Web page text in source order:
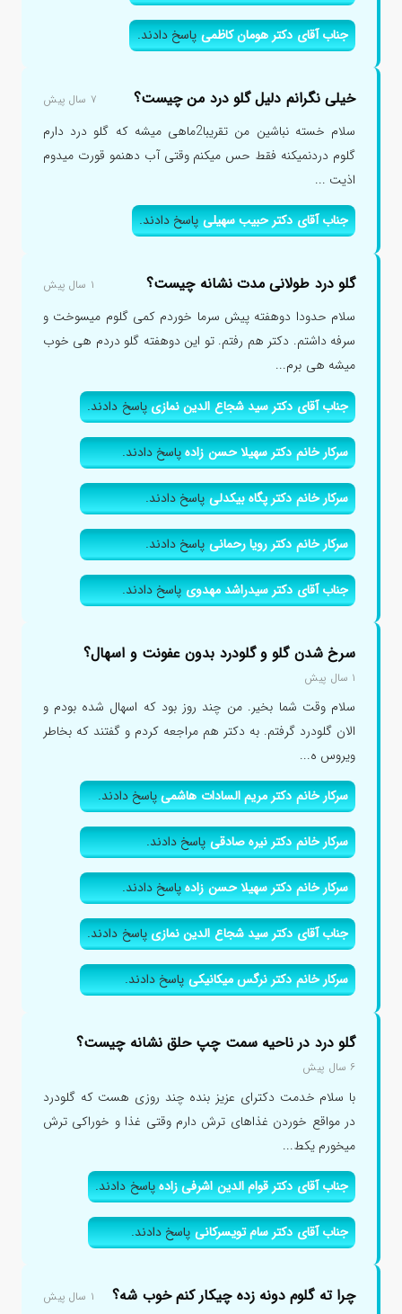
جناب آقای دکتر هومان کاظمیپاسخ دادند.
خیلی نگرانم دلیل گلو درد من چیست؟ ۷ سال پیش
سلام خسته نباشین من تقریبا2ماهی میشه که گلو درد دارم
گلوم دردنمیکنه فقط حس میکنم وقتی آب دهنمو قورت میدوم
اذیت ...
جناب آقای دکتر حبیب سهیلیپاسخ دادند.
گلو درد طولانی مدت نشانه چیست؟ ۱ سال پیش
سلام حدودا دوهفته پیش سرما خوردم کمی گلوم میسوخت و
سرفه داشتم. دکتر هم رفتم. تو این دوهفته گلو دردم هی خوب
میشه هی برم...
جناب آقای دکتر سید شجاع الدین نمازیپاسخ دادند.
سرکار خانم دکتر سهیلا حسن زادهپاسخ دادند.
سرکار خانم دکتر پگاه بیکدلیپاسخ دادند.
سرکار خانم دکتر رویا رحمانیپاسخ دادند.
جناب آقای دکتر سیدراشد مهدویپاسخ دادند.
سرخ شدن گلو و گلودرد بدون عفونت و اسهال؟
۱ سال پیش
سلام وقت شما بخیر. من چند روز بود که اسهال شده بودم و
الان گلودرد گرفتم. به دکتر هم مراجعه کردم و گفتند که بخاطر
ویروس ه...
سرکار خانم دکتر مریم السادات هاشمیپاسخ دادند.
سرکار خانم دکتر نیره صادقیپاسخ دادند.
سرکار خانم دکتر سهیلا حسن زادهپاسخ دادند.
جناب آقای دکتر سید شجاع الدین نمازیپاسخ دادند.
سرکار خانم دکتر نرگس میکانیکیپاسخ دادند.
گلو درد در ناحیه سمت چپ حلق نشانه چیست؟
۶ سال پیش
با سلام خدمت دکترای عزیز بنده چند روزی هست که گلودرد
در مواقع خوردن غذاهای ترش دارم وقتی غذا و خوراکی ترش
میخورم یکط...
جناب آقای دکتر قوام الدین اشرفی زادهپاسخ دادند.
جناب آقای دکتر سام تویسرکانیپاسخ دادند.
چرا ته گلوم دونه زده چیکار کنم خوب شه؟ ۱ سال پیش